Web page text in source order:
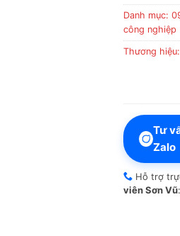
Danh mục:
công nghiệp
Thương hiệu:
Tư
Zalo
Hỗ trợ
viên Sơn Vũ: